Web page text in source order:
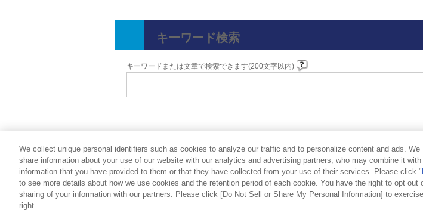
キーワード検索
キーワードまたは文章で検索できます(200文字以内)
Do Not Sell or Share My Personal Information
©2014All rights reserved. 一般社団法人 日本自動車連盟 (JAF)
We collect unique personal identifiers such as cookies to analyze our traffic and to personalize content and ads. We
share information about your use of our website with our analytics and advertising partners, who may combine it with
information that you have provided to them or that they have collected from your use of their services. Please click "
to see more details about how we use cookies and the retention period of each cookie. You have the right to opt out
sharing of your information with our partners. Please click [Do Not Sell or Share My Personal Information] to
right.